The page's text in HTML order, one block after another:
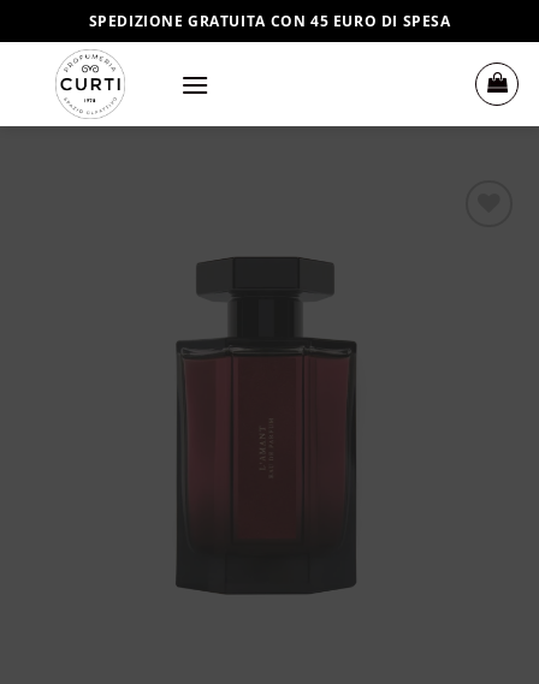
ai
contenuti
SPEDIZIONE GRATUITA CON 45 EURO DI SPESA